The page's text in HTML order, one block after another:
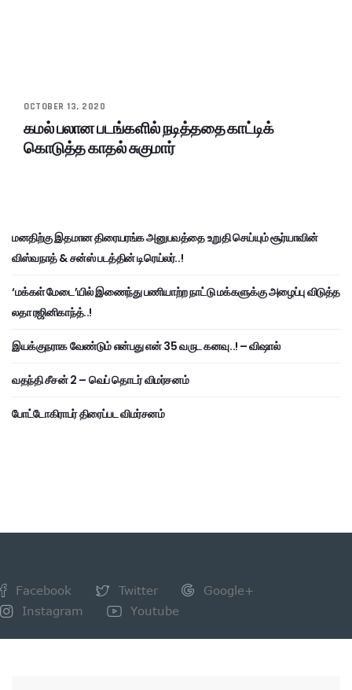
OCTOBER 13, 2020
கமல் பலான படங்களில் நடித்ததை காட்டிக்
கொடுத்த காதல் சுகுமார்
மனதிற்கு இதமான திரையரங்க அனுபவத்தை உறுதி செய்யும் சூர்யாவின்
விஸ்வநாத் & சன்ஸ் படத்தின் டிரெய்லர்..!
‘மக்கள் மேடை’யில் இணைந்து பணியாற்ற நாட்டு மக்களுக்கு அழைப்பு விடுத்த
லதா ரஜினிகாந்த்..!
இயக்குநராக வேண்டும் என்பது என் 35 வருட கனவு..! – விஷால்
வதந்தி சீசன் 2 – வெப் தொடர் விமர்சனம்
போட்டோகிராபர் திரைப்பட விமர்சனம்
Facebook Twitter
Google+
Instagram
Youtube